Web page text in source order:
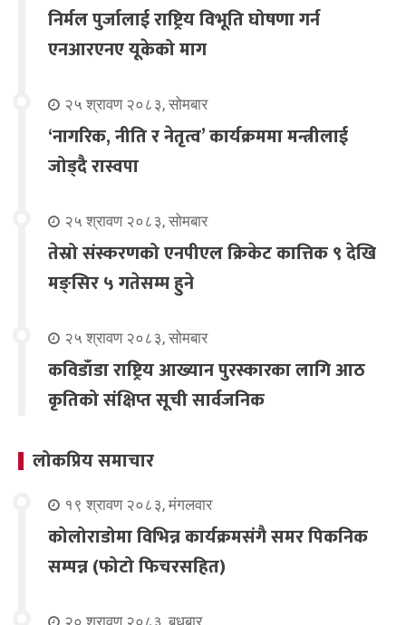
निर्मल पुर्जालाई राष्ट्रिय विभूति घोषणा गर्न
एनआरएनए यूकेको माग
२५ श्रावण २०८३, सोमबार
‘नागरिक, नीति र नेतृत्व’ कार्यक्रममा मन्त्रीलाई
जोड्दै रास्वपा
२५ श्रावण २०८३, सोमबार
तेस्रो संस्करणको एनपीएल क्रिकेट कात्तिक ९ देखि
मङ्सिर ५ गतेसम्म हुने
२५ श्रावण २०८३, सोमबार
कविडाँडा राष्ट्रिय आख्यान पुरस्कारका लागि आठ
कृतिको संक्षिप्त सूची सार्वजनिक
लोकप्रिय समाचार
१९ श्रावण २०८३, मंगलवार
कोलोराडोमा विभिन्न कार्यक्रमसंगै समर पिकनिक
सम्पन्न (फोटो फिचरसहित)